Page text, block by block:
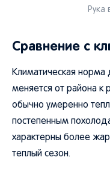
Рука
Сравнение с
Климатическая норма
меняется от района к
обычно умеренно
постепенным
характерны более
теплый сезон.